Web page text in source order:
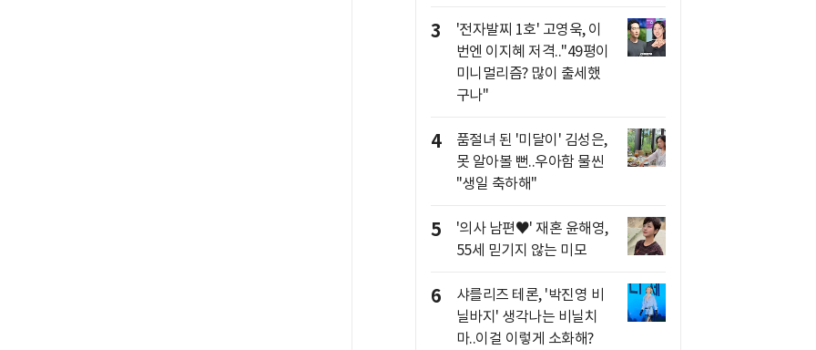
3
'전자발찌 1호' 고영욱, 이
번엔 이지혜 저격.."49평이
미니멀리즘? 많이 출세했
구나"
4
품절녀 된 '미달이' 김성은,
못 알아볼 뻔..우아함 물씬
"생일 축하해"
5
'의사 남편♥' 재혼 윤해영,
55세 믿기지 않는 미모
6
샤를리즈 테론, '박진영 비
닐바지' 생각나는 비닐치
마..이걸 이렇게 소화해?